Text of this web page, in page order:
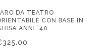
DA TEATRO
CON BASE IN
ANNI ’40
325.00